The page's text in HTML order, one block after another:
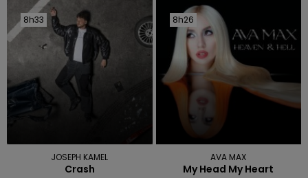
8h33
8h33
JOSEPH KAMEL
Crash
8h26
8h26
AVA MAX
My Head My Heart